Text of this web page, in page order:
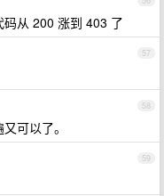
从 200 涨到 403 了
57
58
可以了。
59